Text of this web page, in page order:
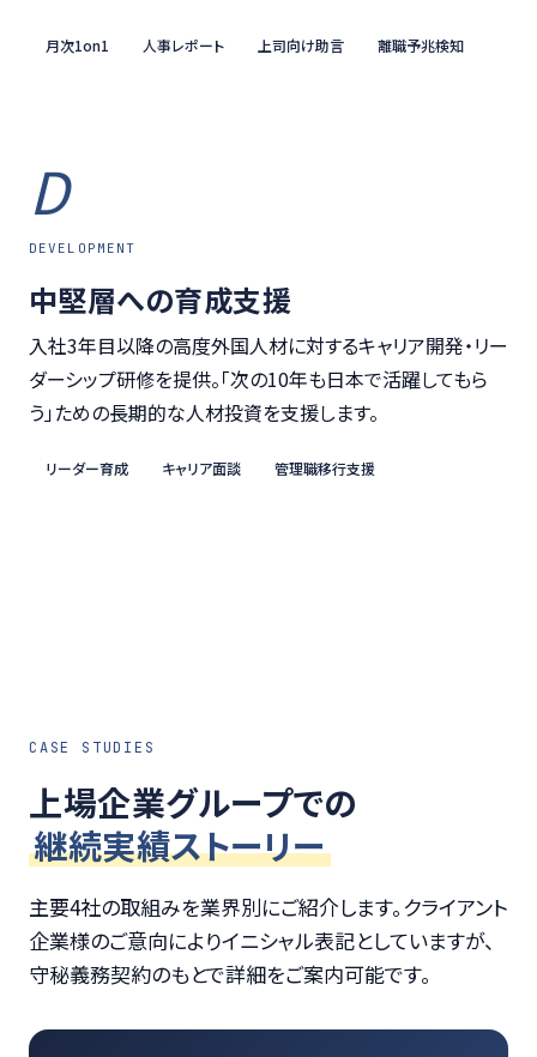
月次1on1 人事レポート 上司向け助言 離職予兆検知
D
DEVELOPMENT
中堅層への育成支援
入社3年目以降の高度外国人材に対するキャリア開発・リー
ダーシップ研修を提供。「次の10年も日本で活躍してもら
う」ための長期的な人材投資を支援します。
リーダー育成 キャリア面談 管理職移行支援
CASE STUDIES
上場企業グループでの
継続実績ストーリー
主要4社の取組みを業界別にご紹介します。クライアント
企業様のご意向によりイニシャル表記としていますが、
守秘義務契約のもとで詳細をご案内可能です。